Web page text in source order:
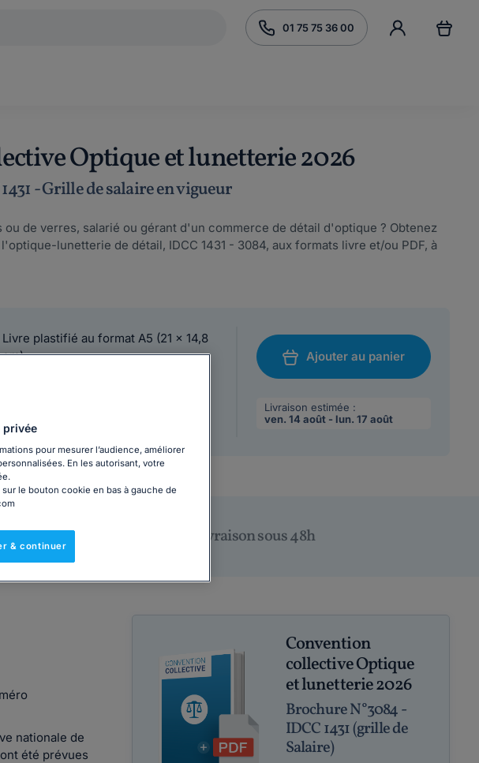
01 75 75 36 00
Optique et lunetterie 2026
- Grille de salaire en vigueur
de verres, salarié ou gérant d'un commerce de détail d'optique ? Obtenez
lunetterie de détail, IDCC 1431 - 3084, aux formats livre et/ou PDF, à
Livre plastifié au format A5 (21 x 14,8
cm)
Chronopost
Ajouter au panier
Livraison estimée :
ven. 14 août - lun. 17 août
Livraison sous 48h
nationale de
été prévues
Convention
collective Optique
et lunetterie 2026
Brochure N°3084 -
IDCC 1431 (grille de
Salaire)
pour mesurer l’audience, améliorer
En les autorisant, votre
le bouton cookie en bas à gauche de
& continuer